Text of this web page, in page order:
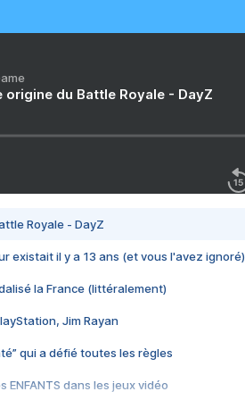
origine du Battle Royale - DayZ
Royale - DayZ
existait il y a 13 ans (et vous l'avez ignoré)
la France (littéralement)
Jim Rayan
qui a défié toutes les règles
ENFANTS dans les jeux vidéo